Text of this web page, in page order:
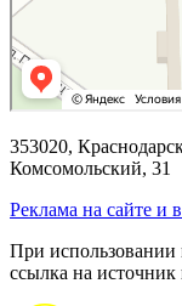
353020,
Комсомольский, 31
Реклама на сайте и
При использовании
ссылка на